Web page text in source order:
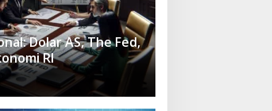
Dolar AS, The Fed,
RI